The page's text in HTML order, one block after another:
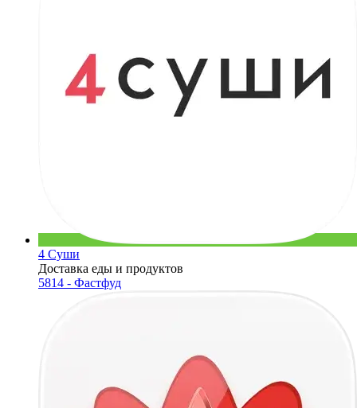
4 Суши
Доставка еды и продуктов
5814 - Фастфуд